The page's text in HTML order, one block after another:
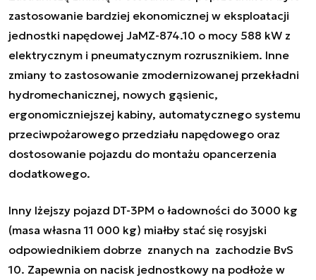
zastosowanie bardziej ekonomicznej w eksploatacji
jednostki napędowej JaMZ-874.10 o mocy 588 kW z
elektrycznym i pneumatycznym rozrusznikiem. Inne
zmiany to zastosowanie zmodernizowanej przekładni
hydromechanicznej, nowych gąsienic,
ergonomiczniejszej kabiny, automatycznego systemu
przeciwpożarowego przedziału napędowego oraz
dostosowanie pojazdu do montażu opancerzenia
dodatkowego.
Inny lżejszy pojazd DT-3PM o ładowności do 3000 kg
(masa własna 11 000 kg) miałby stać się rosyjski
odpowiednikiem dobrze znanych na zachodzie BvS
10. Zapewnia on nacisk jednostkowy na podłoże w